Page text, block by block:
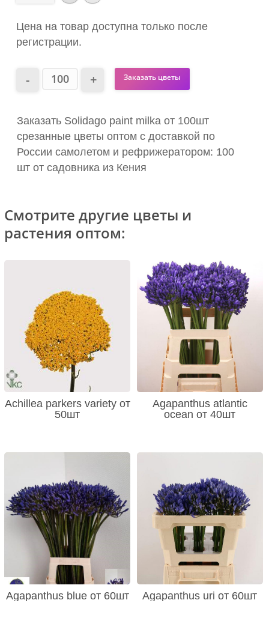
Цена на товар доступна только после
регистрации.
Заказать цветы
Заказать Solidago paint milka от 100шт
срезанные цветы оптом с доставкой по
России самолетом и рефрижератором: 100
шт от садовника из Кения
Смотрите другие цветы и
растения оптом:
Achillea parkers variety от
50шт
Agapanthus atlantic
ocean от 40шт
Agapanthus blue от 60шт Agapanthus uri от 60шт